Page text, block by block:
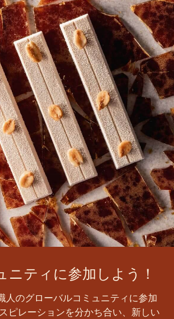
ニティに参加しよう！
人のグローバルコミュニティに参加
ピレーションを分かち合い、新しい